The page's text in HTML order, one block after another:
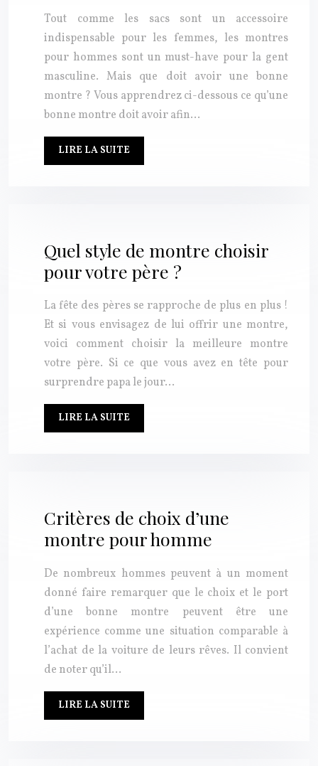
Tout comme les sacs sont un accessoire
indispensable pour les femmes, les montres
pour hommes sont un must-have pour la gent
masculine. Mais que doit avoir une bonne
montre ? Vous apprendrez ci-dessous ce qu’une
bonne montre doit avoir afin…
LIRE LA SUITE
Quel style de montre choisir
pour votre père ?
La fête des pères se rapproche de plus en plus !
Et si vous envisagez de lui offrir une montre,
voici comment choisir la meilleure montre
votre père. Si ce que vous avez en tête pour
surprendre papa le jour…
LIRE LA SUITE
Critères de choix d’une
montre pour homme
De nombreux hommes peuvent à un moment
donné faire remarquer que le choix et le port
d’une bonne montre peuvent être une
expérience comme une situation comparable à
l’achat de la voiture de leurs rêves. Il convient
de noter qu’il…
LIRE LA SUITE